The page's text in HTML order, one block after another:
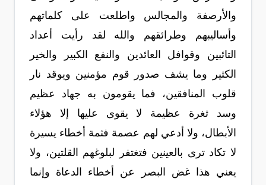
والأرصفة والمجالس واطلعت على كلماتهم
وأساليبهم وطرائقهم والله لقد رأيت أعداد
التائبين وقوافل العائدين والنفع الكبير والخير
الكثير وما يشف صدور قوم مؤمنين ويوقد نار
قلوب المنافقين، فما يقومون به جهاد عظيم
وسد ثغرة عظيمة لا يقوى عليها إلا هؤلاء
الأبطال، ولا أدعي لهم عصمة فثمة أخطاء يسيرة
لا تكاد ترى بالعينين فتغتفر لبلوغهم القلتين، ولا
يعني هذا غض البصر عن أخطاء الدعاة وإنما